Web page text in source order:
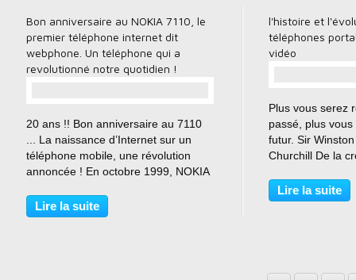
Bon anniversaire au NOKIA 7110, le
premier téléphone internet dit
webphone. Un téléphone qui a
revolutionné notre quotidien !
20 ans !! Bon anniversaire au 7110
... La naissance d’Internet sur un
téléphone mobile, une révolution
annoncée ! En octobre 1999, NOKIA
7110 considéré comme le premier
webphone ( téléphone portable
Lire la suite
l'histoire et
téléphones
vidéo
Plus vous serez
passé, plus
futur. Sir
Churchill De la
vidéos que je
et qui explique
Lire la suite